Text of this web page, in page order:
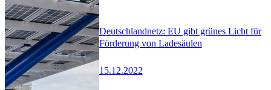
Deutschlandnetz: EU gibt grünes Licht für
Förderung von Ladesäulen
15.12.2022